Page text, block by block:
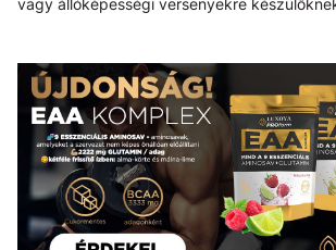
vagy állóképességi versenyekre